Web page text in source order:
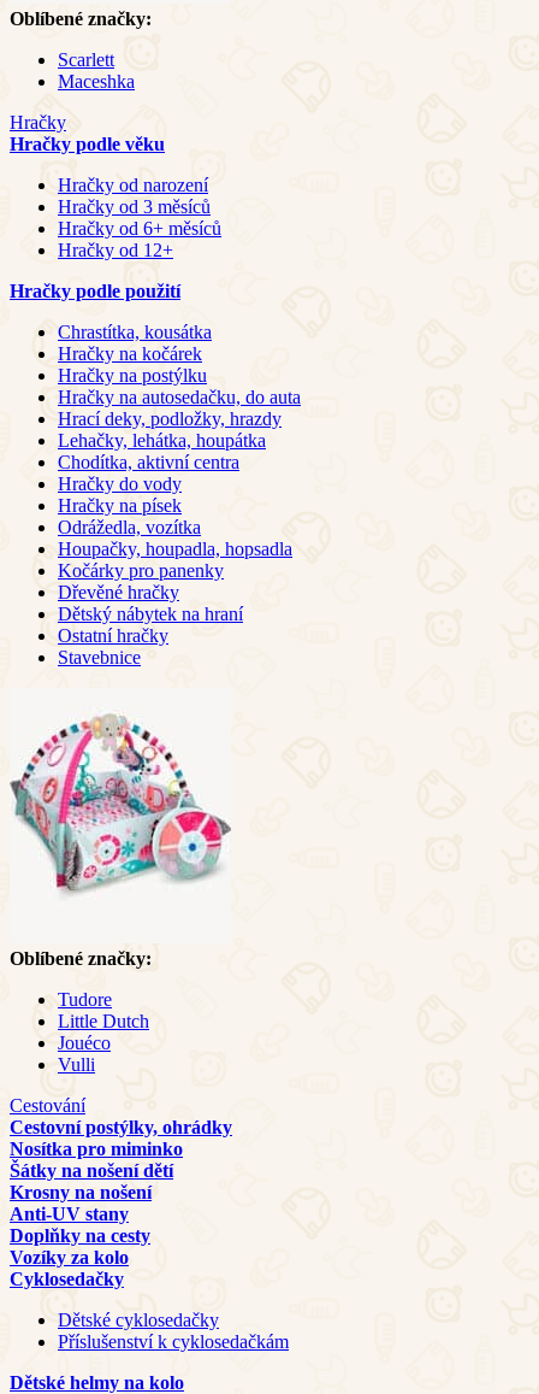
Oblíbené značky:
Scarlett
Maceshka
Hračky
Hračky podle věku
Hračky od narození
Hračky od 3 měsíců
Hračky od 6+ měsíců
Hračky od 12+
Hračky podle použití
Chrastítka, kousátka
Hračky na kočárek
Hračky na postýlku
Hračky na autosedačku, do auta
Hrací deky, podložky, hrazdy
Lehačky, lehátka, houpátka
Chodítka, aktivní centra
Hračky do vody
Hračky na písek
Odrážedla, vozítka
Houpačky, houpadla, hopsadla
Kočárky pro panenky
Dřevěné hračky
Dětský nábytek na hraní
Ostatní hračky
Stavebnice
Oblíbené značky:
Tudore
Little Dutch
Jouéco
Vulli
Cestování
Cestovní postýlky, ohrádky
Nosítka pro miminko
Šátky na nošení dětí
Krosny na nošení
Anti-UV stany
Doplňky na cesty
Vozíky za kolo
Cyklosedačky
Dětské cyklosedačky
Příslušenství k cyklosedačkám
Dětské helmy na kolo